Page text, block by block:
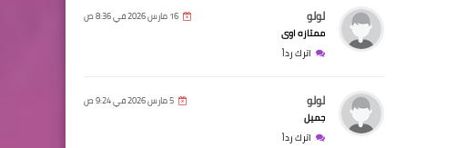
لولو 16 مارس 2026 في 8:36 ص
ممتازه اوى
اترك رداً
لولو 5 مارس 2026 في 9:24 ص
جميل
اترك رداً